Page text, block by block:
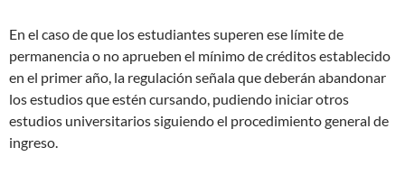
En el caso de que los estudiantes superen ese límite de
permanencia o no aprueben el mínimo de créditos establecido
en el primer año, la regulación señala que deberán abandonar
los estudios que estén cursando, pudiendo iniciar otros
estudios universitarios siguiendo el procedimiento general de
ingreso.